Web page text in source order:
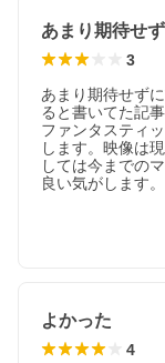
商品詳細／同梱内容
マーベル・スタジ
作。この世界で唯
て葛藤しながら、
ク・アクション超大
『ファンタスティ
呼ばれている。／
は、間もなく新た
3
あまり期待せず
ると書いてた記
ファンタスティ
します。映像は
しては今までの
よかった
4